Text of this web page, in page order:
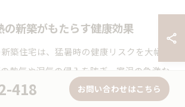
の新築がもたらす健康効果
築住宅は、猛暑時の健康リスクを大幅に
熱気や湿気の侵入を防ぎ、室温の急激な
で、熱中症や脱水症状のリスクが下がりま
418 お問い合わせはこちら